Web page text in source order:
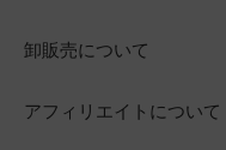
卸販売について
アフィリエイトについて